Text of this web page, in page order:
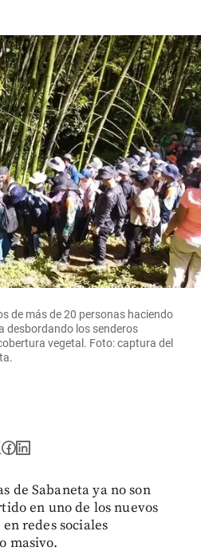
de más de 20 personas haciendo
desbordando los senderos
vegetal. Foto: captura del
de Sabaneta ya no son
en uno de los nuevos
redes sociales
masivo.